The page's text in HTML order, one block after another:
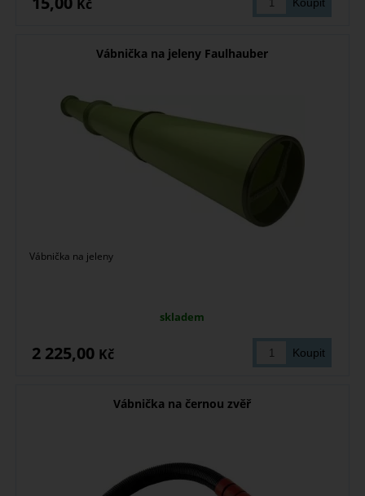
Kč
Vábnička na jeleny Faulhauber
Vábnička na jeleny
skladem
2 225,00 Kč
Vábnička na černou zvěř